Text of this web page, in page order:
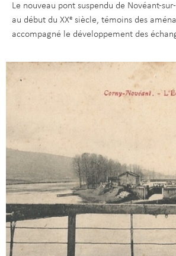
Le nouveau pont suspendu de Novéant-
au début du XXᵉ siècle, témoins des
accompagné le développement des